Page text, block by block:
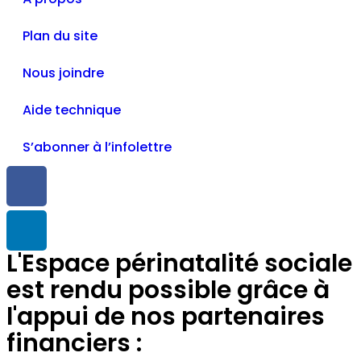
Plan du site
Nous joindre
Aide technique
S’abonner à l’infolettre
L'Espace périnatalité sociale
est rendu possible grâce à
l'appui de nos partenaires
financiers :